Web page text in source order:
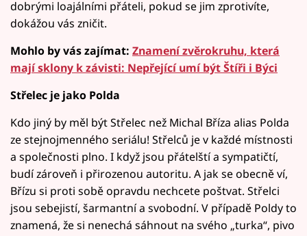
dobrými loajálními přáteli, pokud se jim zprotivíte,
dokážou vás zničit.
Mohlo by vás zajímat: Znamení zvěrokruhu, která
mají sklony k závisti: Nepřející umí být Štíři i Býci
Střelec je jako Polda
Kdo jiný by měl být Střelec než Michal Bříza alias Polda
ze stejnojmenného seriálu! Střelců je v každé místnosti
a společnosti plno. I když jsou přátelští a sympatičtí,
budí zároveň i přirozenou autoritu. A jak se obecně ví,
Břízu si proti sobě opravdu nechcete poštvat. Střelci
jsou sebejistí, šarmantní a svobodní. V případě Poldy to
znamená, že si nenechá sáhnout na svého „turka“, pivo